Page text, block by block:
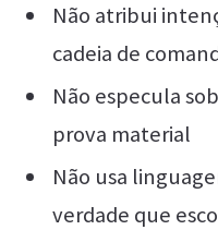
Não atribui
cadeia de
Não especula
prova material
Não usa
verdade que